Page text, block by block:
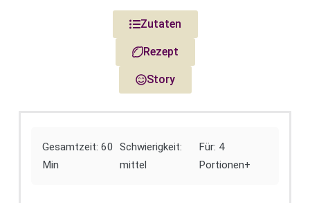
Zutaten
Rezept
Story
Gesamtzeit: 60
Min
Schwierigkeit:
mittel
Für: 4
Portionen+